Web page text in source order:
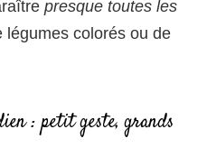
presque toutes les
légumes colorés ou de
: petit geste, grands